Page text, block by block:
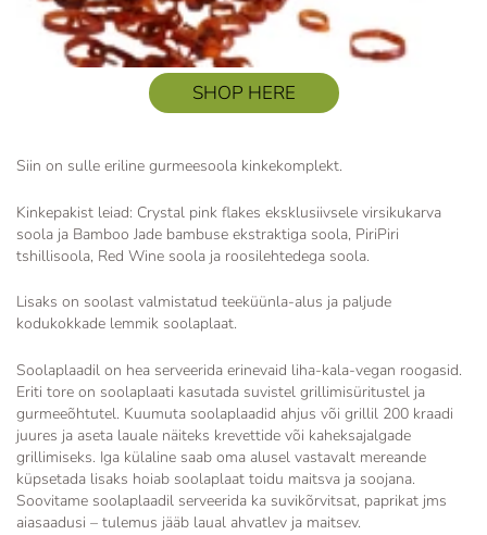
SHOP HERE
Siin on sulle eriline gurmeesoola kinkekomplekt.
Kinkepakist leiad: Crystal pink flakes eksklusiivsele virsikukarva
soola ja Bamboo Jade bambuse ekstraktiga soola, PiriPiri
tshillisoola, Red Wine soola ja roosilehtedega soola.
Lisaks on soolast valmistatud teeküünla-alus ja paljude
kodukokkade lemmik soolaplaat.
Soolaplaadil on hea serveerida erinevaid liha-kala-vegan roogasid.
Eriti tore on soolaplaati kasutada suvistel grillimisüritustel ja
gurmeeõhtutel. Kuumuta soolaplaadid ahjus või grillil 200 kraadi
juures ja aseta lauale näiteks krevettide või kaheksajalgade
grillimiseks. Iga külaline saab oma alusel vastavalt mereande
küpsetada lisaks hoiab soolaplaat toidu maitsva ja soojana.
Soovitame soolaplaadil serveerida ka suvikõrvitsat, paprikat jms
aiasaadusi – tulemus jääb laual ahvatlev ja maitsev.